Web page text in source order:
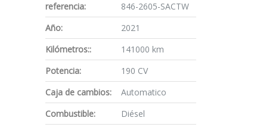
referencia:
846-2605-SACTW
Año:
2021
Kilómetros::
141000 km
Potencia:
190 CV
Caja de cambios:
Automatico
Combustible:
Diésel